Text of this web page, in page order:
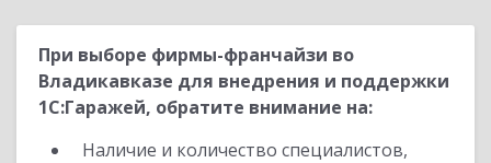
При выборе фирмы-франчайзи во
Владикавказе для внедрения и поддержки
1С:Гаражей, обратите внимание на:
Наличие и количество специалистов,